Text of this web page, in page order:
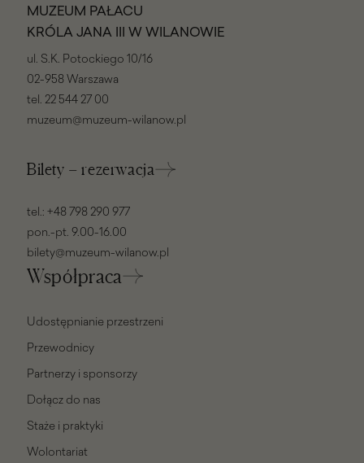
MUZEUM PAŁACU
KRÓLA JANA III W WILANOWIE
ul. S.K. Potockiego 10/16
02-958 Warszawa
tel. 22 544 27 00
muzeum@muzeum-wilanow.pl
Bilety – rezerwacja
tel.: +48 798 290 977
pon.-pt. 9.00-16.00
bilety@muzeum-wilanow.pl
Współpraca
Udostępnianie przestrzeni
Przewodnicy
Partnerzy i sponsorzy
Dołącz do nas
Staże i praktyki
Wolontariat